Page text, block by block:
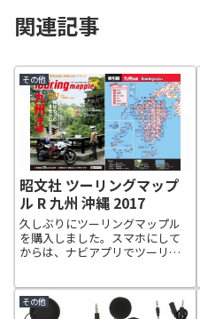
関連記事
その他
昭文社 ツーリングマップ
ル R 九州 沖縄 2017
久しぶりにツーリングマップル
を購入しました。スマホにして
からは、ナビアプリでツーリン
リングマップルって便利です。
もちろん、ネットとナビアプリ
その他